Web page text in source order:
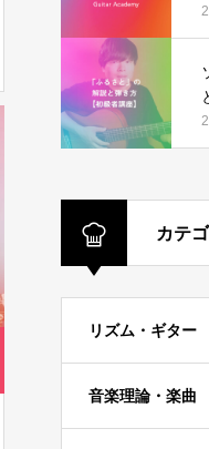
カテ
リズム・ギター
音楽理論・楽曲